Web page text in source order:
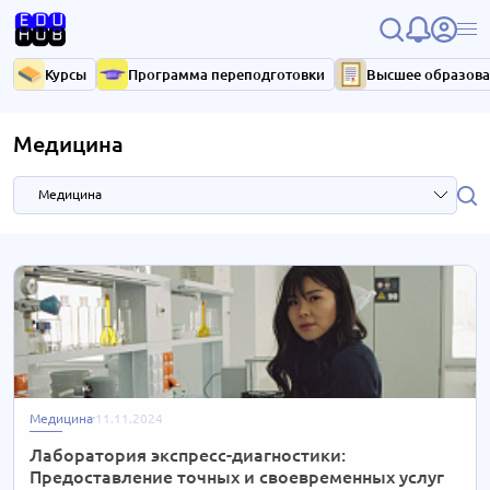
Курсы Программа переподготовки Высшее
Медицина
Медицина
В моменте
Психология 127 новостей
Строительство 102 новости
Медицина11.11.2024
Лаборатория экспресс-диагностики:
Предоставление точных и своевременных услуг